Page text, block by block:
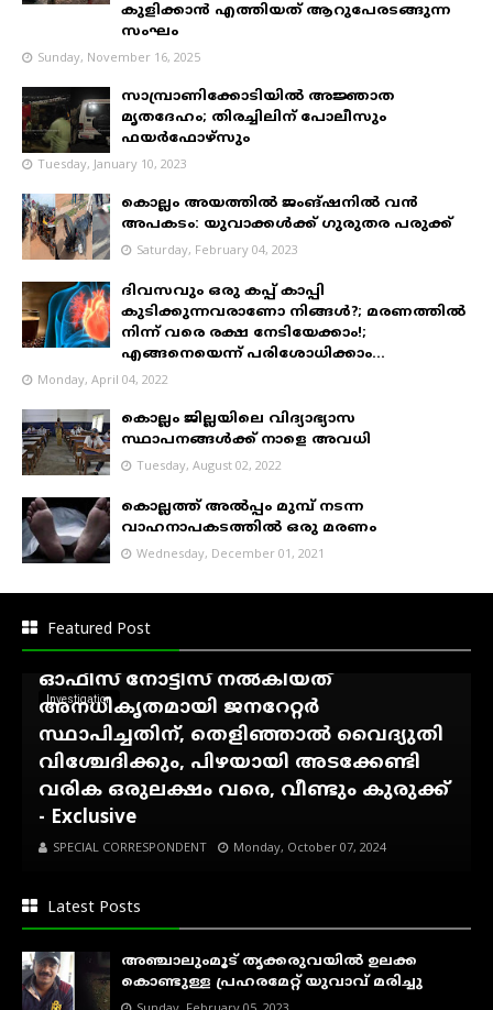
കുളിക്കാൻ എത്തിയത് ആറുപേരടങ്ങുന്ന
സംഘം
Sunday, November 16, 2025
സാമ്പ്രാണിക്കോടിയിൽ അജ്ഞാത
മൃതദേഹം; തിരച്ചിലിന് പോലീസും
ഫയർഫോഴ്‌സും
Tuesday, January 10, 2023
കൊല്ലം അയത്തിൽ ജംങ്ഷനിൽ വൻ
അപകടം: യുവാക്കൾക്ക് ഗുരുതര പരുക്ക്
Saturday, February 04, 2023
ദിവസവും ഒരു കപ്പ് കാപ്പി
കുടിക്കുന്നവരാണോ നിങ്ങൾ?; മരണത്തിൽ
നിന്ന് വരെ രക്ഷ നേടിയേക്കാം!;
എങ്ങനെയെന്ന് പരിശോധിക്കാം...
Monday, April 04, 2022
കൊല്ലം ജില്ലയിലെ വിദ്യാഭ്യാസ
സ്ഥാപനങ്ങൾക്ക് നാളെ അവധി
Tuesday, August 02, 2022
കൊല്ലത്ത് അൽപ്പം മുമ്പ് നടന്ന
വാഹനാപകടത്തിൽ ഒരു മരണം
Wednesday, December 01, 2021
Featured Post
Investigation
അഷ്ടമുടി ആശിർവാദ്
ഹോംസ്റ്റേക്കെതിരെ കെ.എസ്.ഇ.ബി
നോട്ടീസ്...!, കാഞ്ഞിരംകുഴി സെക്ഷൻ
ഓഫീസ് നോട്ടീസ് നൽകിയത്
അനധികൃതമായി ജനറേറ്റർ
സ്ഥാപിച്ചതിന്, തെളിഞ്ഞാൽ വൈദ്യുതി
വിശ്ചേദിക്കും, പിഴയായി അടക്കേണ്ടി
വരിക ഒരുലക്ഷം വരെ, വീണ്ടും കുരുക്ക്
- Exclusive
SPECIAL CORRESPONDENT Monday, October 07, 2024
Latest Posts
അഞ്ചാലുംമൂട് തൃക്കരുവയിൽ ഉലക്ക
കൊണ്ടുള്ള പ്രഹരമേറ്റ് യുവാവ് മരിച്ചു